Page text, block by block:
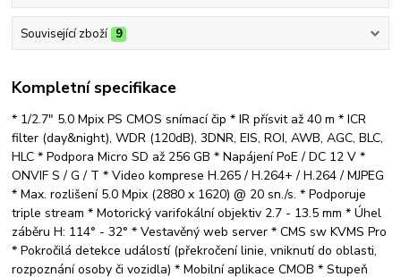
Související zboží 9
Kompletní specifikace
* 1/2.7" 5.0 Mpix PS CMOS snímací čip * IR přísvit až 40 m * ICR
filter (day&night), WDR (120dB), 3DNR, EIS, ROI, AWB, AGC, BLC,
HLC * Podpora Micro SD až 256 GB * Napájení PoE / DC 12 V *
ONVIF S / G / T * Video komprese H.265 / H.264+ / H.264 / MJPEG
* Max. rozlišení 5.0 Mpix (2880 x 1620) @ 20 sn./s. * Podporuje
triple stream * Motorický varifokální objektiv 2.7 - 13.5 mm * Úhel
záběru H: 114° - 32° * Vestavěný web server * CMS sw KVMS Pro
* Pokročilá detekce událostí (překročení linie, vniknutí do oblasti,
rozpoznání osoby či vozidla) * Mobilní aplikace CMOB * Stupeň